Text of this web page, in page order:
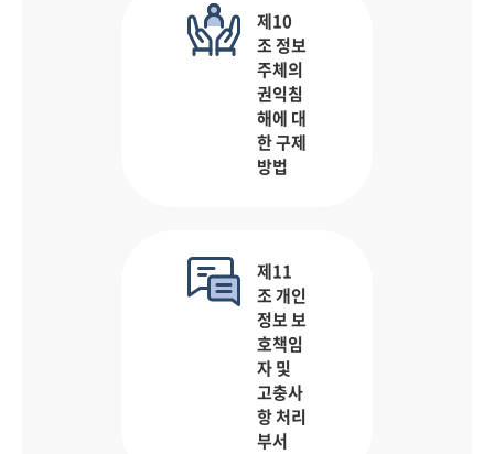
제10
조 정보
주체의
권익침
해에 대
한 구제
방법
제11
조 개인
정보 보
호책임
자 및
고충사
항 처리
부서